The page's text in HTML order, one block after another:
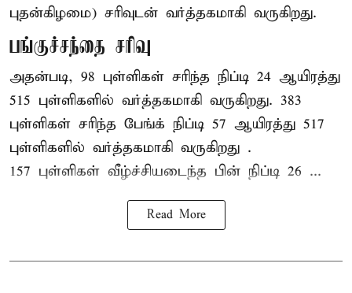
புதன்கிழமை) சரிவுடன் வர்த்தகமாகி வருகிறது.
பங்குச்சந்தை சரிவு
அதன்படி, 98 புள்ளிகள் சரிந்த நிப்டி 24 ஆயிரத்து
515 புள்ளிகளில் வர்த்தகமாகி வருகிறது. 383
புள்ளிகள் சரிந்த பேங்க் நிப்டி 57 ஆயிரத்து 517
புள்ளிகளில் வர்த்தகமாகி வருகிறது .
157 புள்ளிகள் வீழ்ச்சியடைந்த பின் நிப்டி 26 ...
Read More